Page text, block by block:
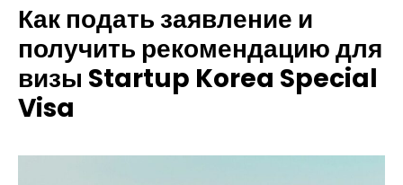
Как подать заявление и
получить рекомендацию для
визы Startup Korea Special
Visa